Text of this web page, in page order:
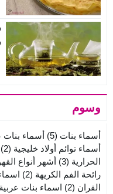
وسوم
أسماء بنات (5) أسماء بنات
أسماء توائم أولاد خليجية (2)
الحرارية (3) أشهر أنواع
رائحة الفم الكريهة (2)
القران (2) اسماء بنات